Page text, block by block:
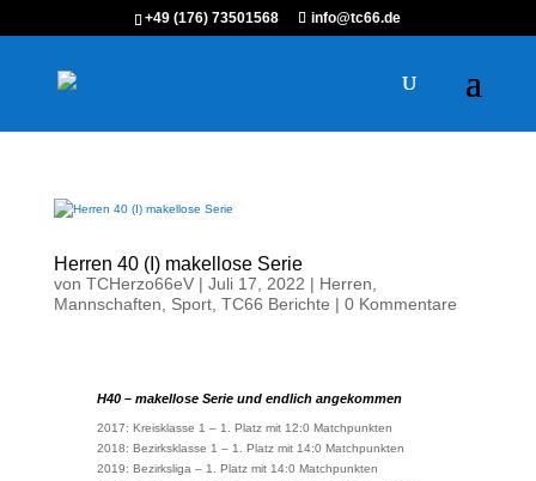
+49 (176) 73501568 info@tc66.de
Herren 40 (I) makellose Serie
von TCHerzo66eV| Juli 17, 2022 | Herren
Mannschaften
Sport, TC66 Berichte | 0 Kommentare
H40 – makellose Serie und endlich angekommen
2017: Kreisklasse 1 – 1. Platz mit 12:0 Matchpunkten
2018: Bezirksklasse 1 – 1. Platz mit 14:0 Matchpunkten
2019: Bezirksliga – 1. Platz mit 14:0 Matchpunkten